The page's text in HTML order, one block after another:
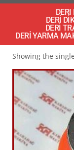
DERİ
DERİ
DERİ YARMA
Showing the